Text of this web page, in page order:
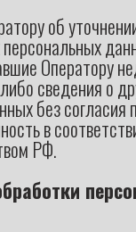
об
Оператору
сведения о
без согласия
в
РФ.